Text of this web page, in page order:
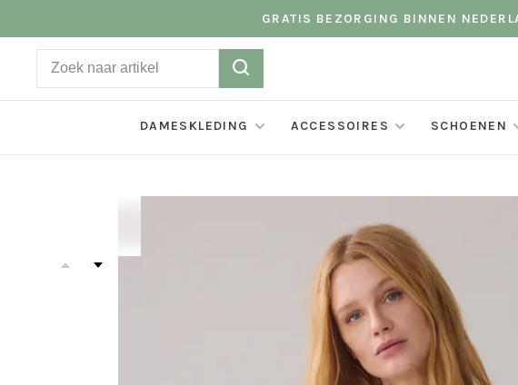
GRATIS BEZORGING BINNEN
DAMESKLEDING ACCESSOIRES SCHOENEN